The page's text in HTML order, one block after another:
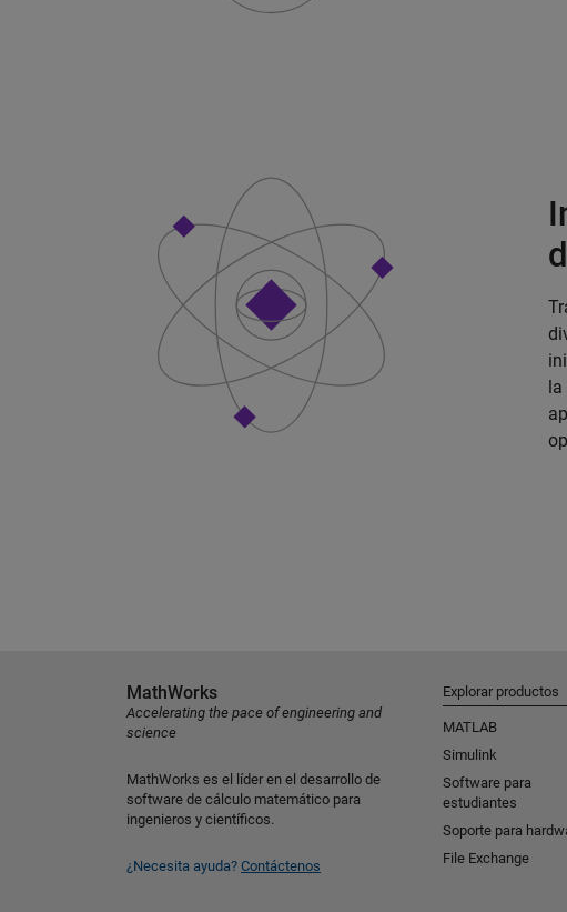
la
MathWorks
Accelerating the pace of engineering and
science
MathWorks es el líder en el desarrollo de
software de cálculo matemático para
ingenieros y científicos.
¿Necesita ayuda? Contáctenos
Explorar productos
MATLAB
Simulink
Software para
estudiantes
Soporte para
File Exchange